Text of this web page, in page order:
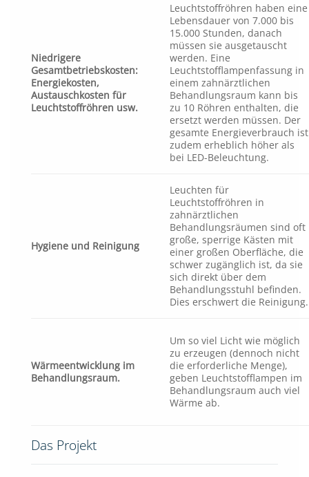
Niedrigere
Gesamtbetriebskosten:
Energiekosten,
Austauschkosten für
Leuchtstoffröhren usw.
Leuchtstoffröhren haben eine
Lebensdauer von 7.000 bis
15.000 Stunden, danach
müssen sie ausgetauscht
werden. Eine
Leuchtstofflampenfassung in
einem zahnärztlichen
Behandlungsraum kann bis
zu 10 Röhren enthalten, die
ersetzt werden müssen. Der
gesamte Energieverbrauch ist
zudem erheblich höher als
bei LED-Beleuchtung.
Hygiene und Reinigung
Leuchten für
Leuchtstoffröhren in
zahnärztlichen
Behandlungsräumen sind oft
große, sperrige Kästen mit
einer großen Oberfläche, die
schwer zugänglich ist, da sie
sich direkt über dem
Behandlungsstuhl befinden.
Dies erschwert die Reinigung.
Wärmeentwicklung im
Behandlungsraum.
Um so viel Licht wie möglich
zu erzeugen (dennoch nicht
die erforderliche Menge),
geben Leuchtstofflampen im
Behandlungsraum auch viel
Wärme ab.
Das Projekt